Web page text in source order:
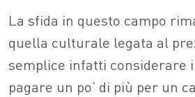
La sfida in questo campo
quella culturale legata al
semplice infatti considerare
pagare un po’ di più per un